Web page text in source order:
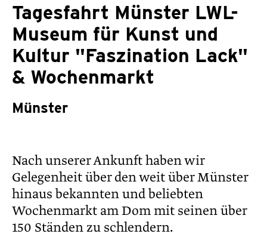
Tagesfahrt Münster LWL-
Museum für Kunst und
Kultur "Faszination Lack"
& Wochenmarkt
Münster
Nach unserer Ankunft haben wir
Gelegenheit über den weit über Münster
hinaus bekannten und beliebten
Wochenmarkt am Dom mit seinen über
150 Ständen zu schlendern.